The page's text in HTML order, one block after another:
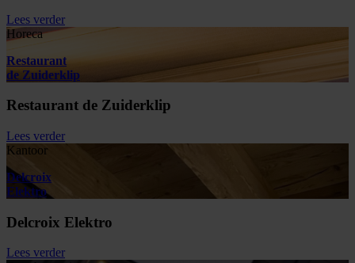
Lees verder
Horeca
Restaurant
de Zuiderklip
Restaurant de Zuiderklip
Lees verder
Kantoor
Delcroix
Elektro
Delcroix Elektro
Lees verder